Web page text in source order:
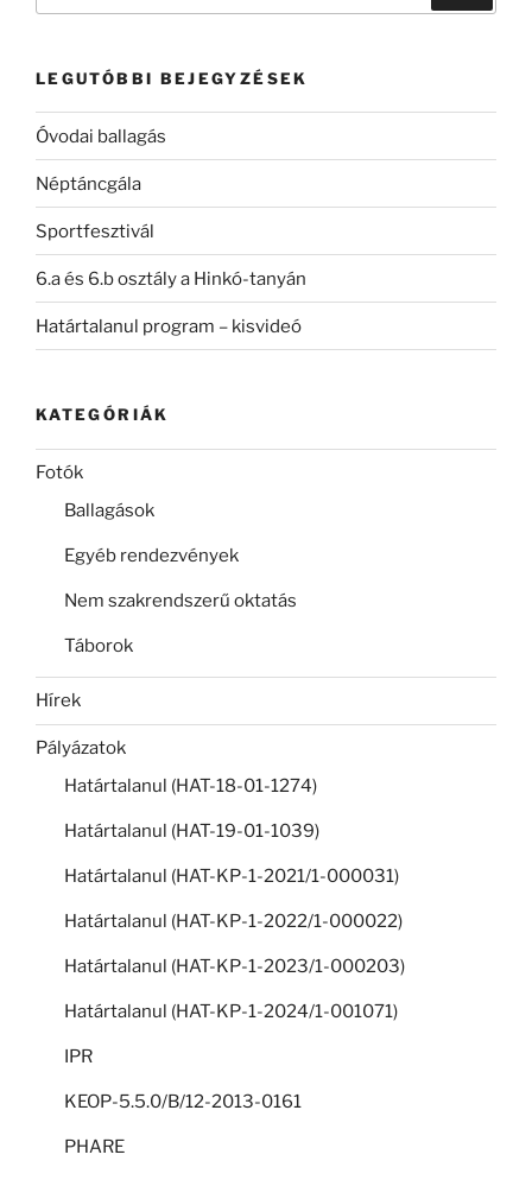
LEGUTÓBBI BEJEGYZÉSEK
Óvodai ballagás
Néptáncgála
Sportfesztivál
6.a és 6.b osztály a Hinkó-tanyán
Határtalanul program – kisvideó
KATEGÓRIÁK
Fotók
Ballagások
Egyéb rendezvények
Nem szakrendszerű oktatás
Táborok
Hírek
Pályázatok
Határtalanul (HAT-18-01-1274)
Határtalanul (HAT-19-01-1039)
Határtalanul (HAT-KP-1-2021/1-000031)
Határtalanul (HAT-KP-1-2022/1-000022)
Határtalanul (HAT-KP-1-2023/1-000203)
Határtalanul (HAT-KP-1-2024/1-001071)
IPR
KEOP-5.5.0/B/12-2013-0161
PHARE